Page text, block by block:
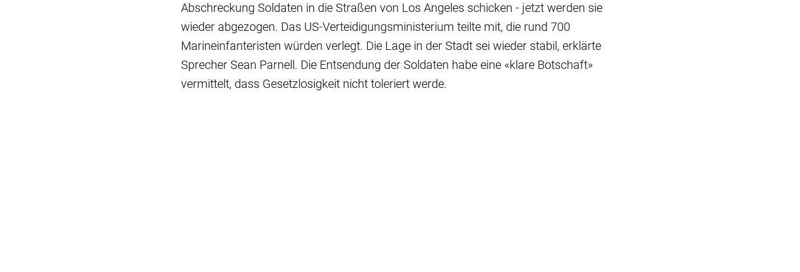
Abschreckung Soldaten in die Straßen von Los Angeles schicken - jetzt werden sie
wieder abgezogen. Das US-Verteidigungsministerium teilte mit, die rund 700
Marineinfanteristen würden verlegt. Die Lage in der Stadt sei wieder stabil, erklärte
Sprecher Sean Parnell. Die Entsendung der Soldaten habe eine «klare Botschaft»
vermittelt, dass Gesetzlosigkeit nicht toleriert werde.